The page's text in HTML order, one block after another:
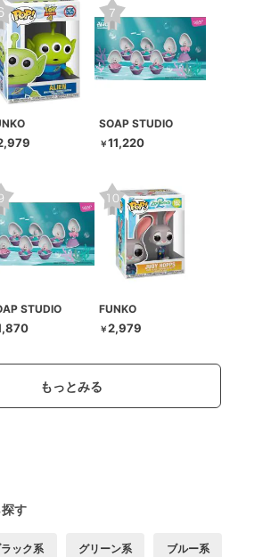
SOAP STUDIO
￥11,220
STUDIO FUNKO
￥2,979
もっとみる
す
ック系 グリーン系 ブルー系